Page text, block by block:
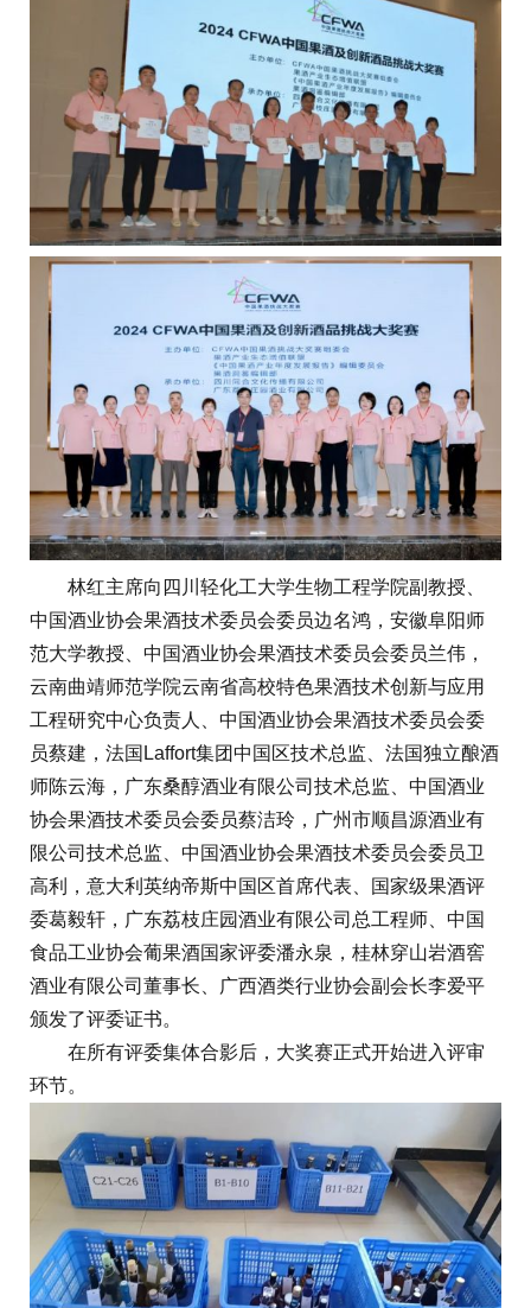
林红主席向四川轻化工大学生物工程学院副教授、
中国酒业协会果酒技术委员会委员边名鸿，安徽阜阳师
范大学教授、中国酒业协会果酒技术委员会委员兰伟，
云南曲靖师范学院云南省高校特色果酒技术创新与应用
工程研究中心负责人、中国酒业协会果酒技术委员会委
员蔡建，法国Laffort集团中国区技术总监、法国独立酿酒
师陈云海，广东桑醇酒业有限公司技术总监、中国酒业
协会果酒技术委员会委员蔡洁玲，广州市顺昌源酒业有
限公司技术总监、中国酒业协会果酒技术委员会委员卫
高利，意大利英纳帝斯中国区首席代表、国家级果酒评
委葛毅轩，广东荔枝庄园酒业有限公司总工程师、中国
食品工业协会葡果酒国家评委潘永泉，桂林穿山岩酒窖
酒业有限公司董事长、广西酒类行业协会副会长李爱平
颁发了评委证书。
在所有评委集体合影后，大奖赛正式开始进入评审
环节。